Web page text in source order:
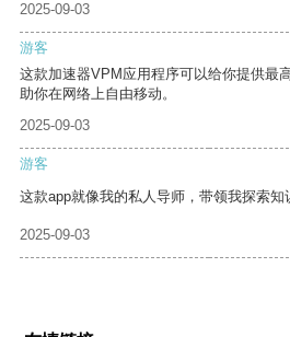
2025-09-03
游客
这款加速器VPM应用程序可以给你提供最
助你在网络上自由移动。
2025-09-03
游客
这款app就像我的私人导师，带领我探索知
2025-09-03